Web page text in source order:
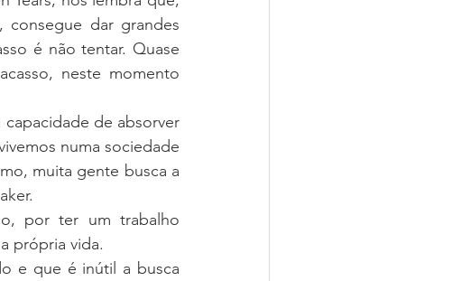
consegue dar grandes
é não tentar. Quase
neste momento
de absorver
numa sociedade
muita gente busca a
por ter um trabalho
própria vida.
e que é inútil a busca